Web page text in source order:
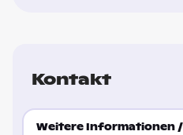
Kontakt
Weitere Informationen /